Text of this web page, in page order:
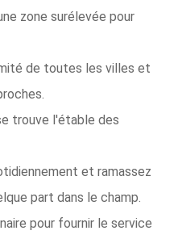
zone surélevée pour
de toutes les villes et
trouve l'étable des
et ramassez
part dans le champ.
pour fournir le service